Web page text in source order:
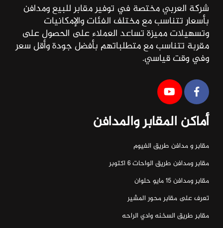
شركة العربي مختصة في توفير مقابر للبيع ومدافن
بأسعار تتناسب مع مختلف الفئات والإمكانيات
وتسهيلات مميزة تساعد العملاء على الحصول على
مقربة تتناسب مع متطلباتهم بأفضل جودة وأقل سعر
وفي وقت قياسي.
أماكن المقابر والمدافن
مقابر و مدافن طريق الفيوم
مقابر ومدافن طريق الواحات ٦ اكتوبر
مقابر ومدافن ١٥ مايو حلوان
تعرف على مقابر محور المشير
مقابر طريق السخنه وادي الراحه